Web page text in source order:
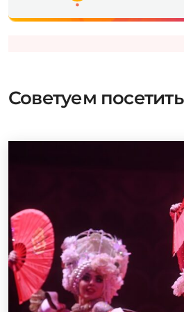
Советуем посетить